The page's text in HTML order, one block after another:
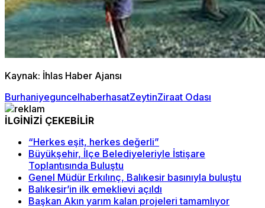
Kaynak: İhlas Haber Ajansı
BurhaniyeguncelhaberhasatZeytinZiraat Odası
İLGİNİZİ ÇEKEBİLİR
“Herkes eşit, herkes değerli”
Büyükşehir, İlçe Belediyeleriyle İstişare
Toplantısında Buluştu
Genel Müdür Erkılınç, Balıkesir basınıyla buluştu
Balıkesir’in ilk emeklievi açıldı
Başkan Akın yarım kalan projeleri tamamlıyor